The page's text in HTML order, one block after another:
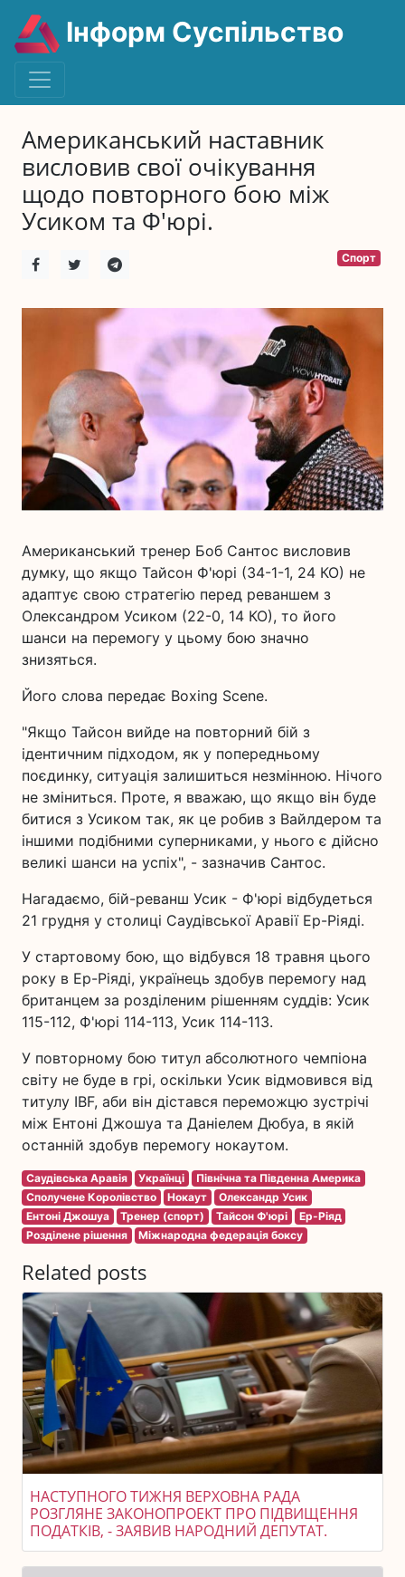
Інформ Суспільство
Американський наставник
висловив свої очікування
щодо повторного бою між
Усиком та Ф'юрі.
Спорт
Американський тренер Боб Сантос висловив
думку, що якщо Тайсон Ф'юрі (34-1-1, 24 КО) не
адаптує свою стратегію перед реваншем з
Олександром Усиком (22-0, 14 КО), то його
шанси на перемогу у цьому бою значно
знизяться.
Його слова передає Boxing Scene.
"Якщо Тайсон вийде на повторний бій з
ідентичним підходом, як у попередньому
поєдинку, ситуація залишиться незмінною. Нічого
не зміниться. Проте, я вважаю, що якщо він буде
битися з Усиком так, як це робив з Вайлдером та
іншими подібними суперниками, у нього є дійсно
великі шанси на успіх", - зазначив Сантос.
Нагадаємо, бій-реванш Усик - Ф'юрі відбудеться
21 грудня у столиці Саудівської Аравії Ер-Ріяді.
У стартовому бою, що відбувся 18 травня цього
року в Ер-Ріяді, українець здобув перемогу над
британцем за розділеним рішенням суддів: Усик
115-112, Ф'юрі 114-113, Усик 114-113.
У повторному бою титул абсолютного чемпіона
світу не буде в грі, оскільки Усик відмовився від
титулу IBF, аби він дістався переможцю зустрічі
між Ентоні Джошуа та Даніелем Дюбуа, в якій
останній здобув перемогу нокаутом.
Саудівська Аравія Українці
Північна та Південна Америка
Сполучене Королівство
Нокаут
Олександр Усик
Ентоні Джошуа
Тренер (спорт) Тайсон Ф'юрі
Ер-Ріяд
Розділене рішення
Міжнародна федерація боксу
Related posts
НАСТУПНОГО ТИЖНЯ ВЕРХОВНА РАДА
РОЗГЛЯНЕ ЗАКОНОПРОЕКТ ПРО ПІДВИЩЕННЯ
ПОДАТКІВ, - ЗАЯВИВ НАРОДНИЙ ДЕПУТАТ.